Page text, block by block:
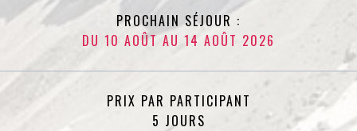
PROCHAIN SÉJOUR :
DU 10 AOÛT AU 14 AOÛT 2026
PRIX PAR PARTICIPANT
5 JOURS